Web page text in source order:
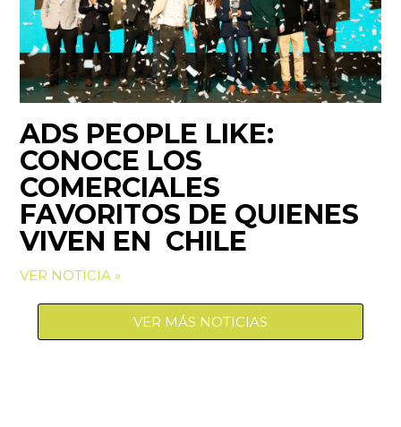
ADS PEOPLE LIKE:
CONOCE LOS
COMERCIALES
FAVORITOS DE QUIENES
VIVEN EN CHILE
VER NOTICIA »
VER MÁS NOTICIAS